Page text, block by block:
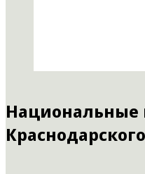
Национальные